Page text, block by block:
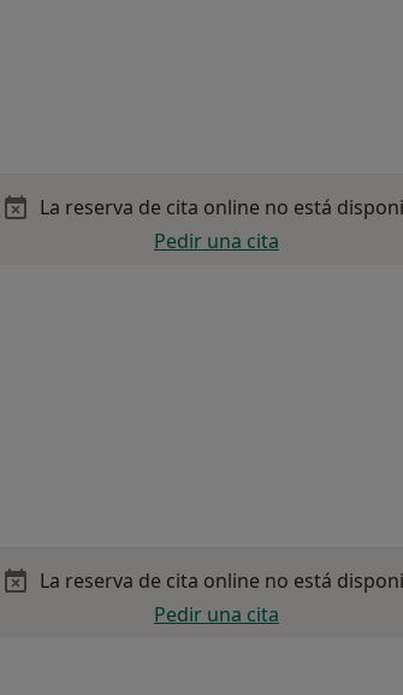
La reserva de cita online no está
Pedir una cita
La reserva de cita online no está
Pedir una cita